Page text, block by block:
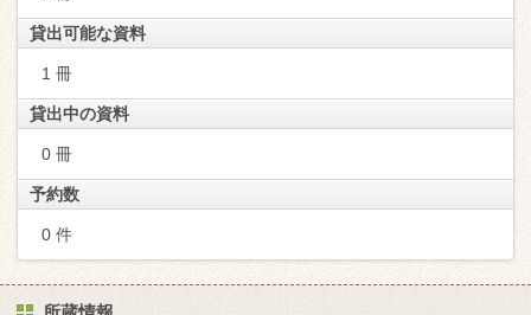
貸出可能な資料
1 冊
貸出中の資料
0 冊
予約数
0 件